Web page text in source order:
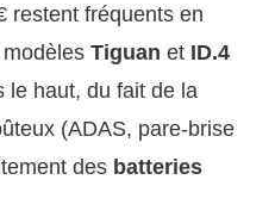
restent fréquents en
Tiguan et ID.4
le haut, du fait de la
(ADAS, pare-brise
des batteries